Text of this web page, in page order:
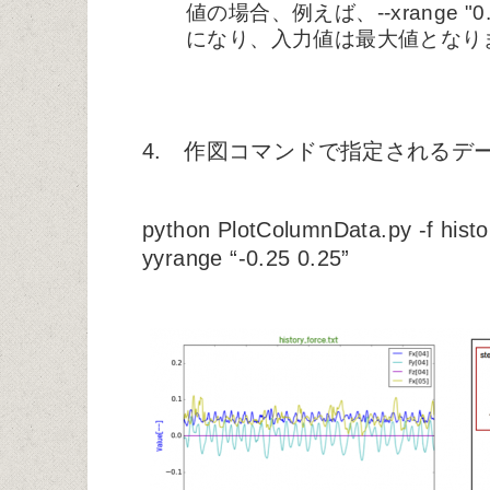
値の場合、例えば、--xrange
になり、入力値は最大値とな
4. 作図コマンドで指定されるデ
python PlotColumnData.py -f
yyrange “-0.25 0.25”